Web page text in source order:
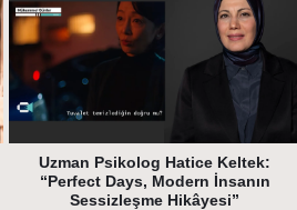
Uzman Psikolog Hatice Keltek:
“Perfect Days, Modern İnsanın
Sessizleşme Hikâyesi”